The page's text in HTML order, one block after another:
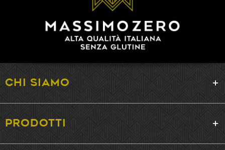
CHI SIAMO
PRODOTTI